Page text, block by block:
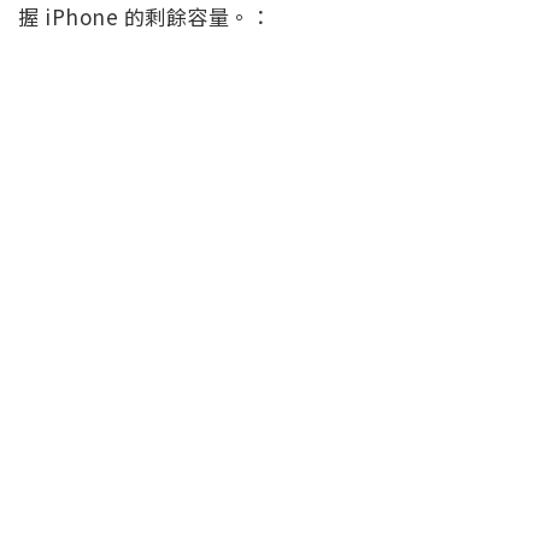
握 iPhone 的剩餘容量。：